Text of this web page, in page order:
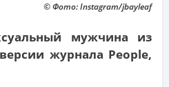
© Фото: Instagram/jbayleaf
мужчина из
журнала People,